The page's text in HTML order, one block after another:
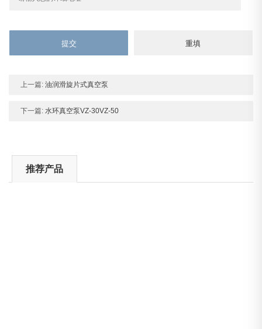
上一篇: 油润滑旋片式真空泵
下一篇: 水环真空泵VZ-30VZ-50
推荐产品